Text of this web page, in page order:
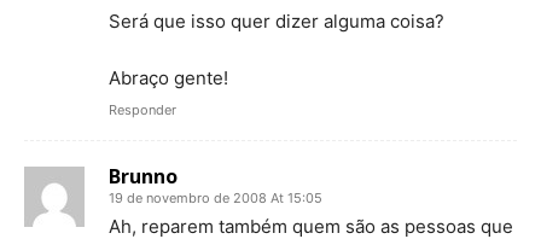
Será que isso quer dizer alguma coisa?
Abraço gente!
Responder
Brunno
19 de novembro de 2008 At 15:05
Ah, reparem também quem são as pessoas que